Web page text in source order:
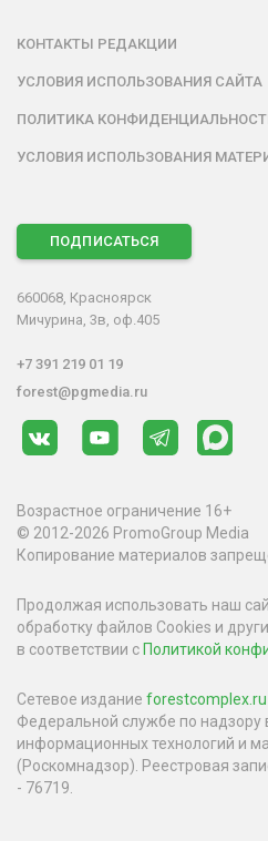
КОНТАКТЫ РЕДАКЦИИ
УСЛОВИЯ ИСПОЛЬЗОВАНИЯ САЙТА
ПОЛИТИКА
УСЛОВИЯ ИСПОЛЬЗОВАНИЯ
ПОДПИСАТЬСЯ
660068, Красноярск
Мичурина, 3в, оф.405
+7 391 219 01 19
forest@pgmedia.ru
Возрастное ограничение 16+
© 2012-2026 PromoGroup Media
Копирование материалов
Продолжая использовать наш
обработку файлов Cookies и
в соответствии с Политикой
Сетевое издание forestcomplex.ru
Федеральной службе по надзору
информационных технологий и
(Роскомнадзор). Реестровая
- 76719.